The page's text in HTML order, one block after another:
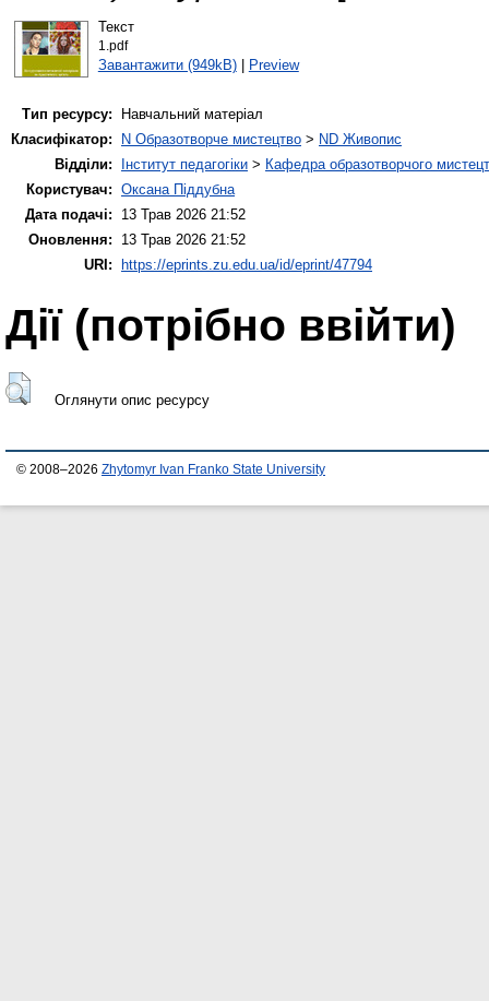
Текст
1.pdf
Завантажити (949kB)| Preview
Тип ресурсу:
Навчальний матеріал
Класифікатор:
N Образотворче мистецтво > ND Живопис
Відділи:
Інститут педагогіки > Кафедра образотворчого
Користувач: Оксана Піддубна
Дата подачі:
13 Трав 2026 21:52
Оновлення:
13 Трав 2026 21:52
URI:
https://eprints.zu.edu.ua/id/eprint/47794
Дії ​​(потрібно ввійти)
Оглянути опис ресурсу
© 2008–2026 Zhytomyr Ivan Franko State University